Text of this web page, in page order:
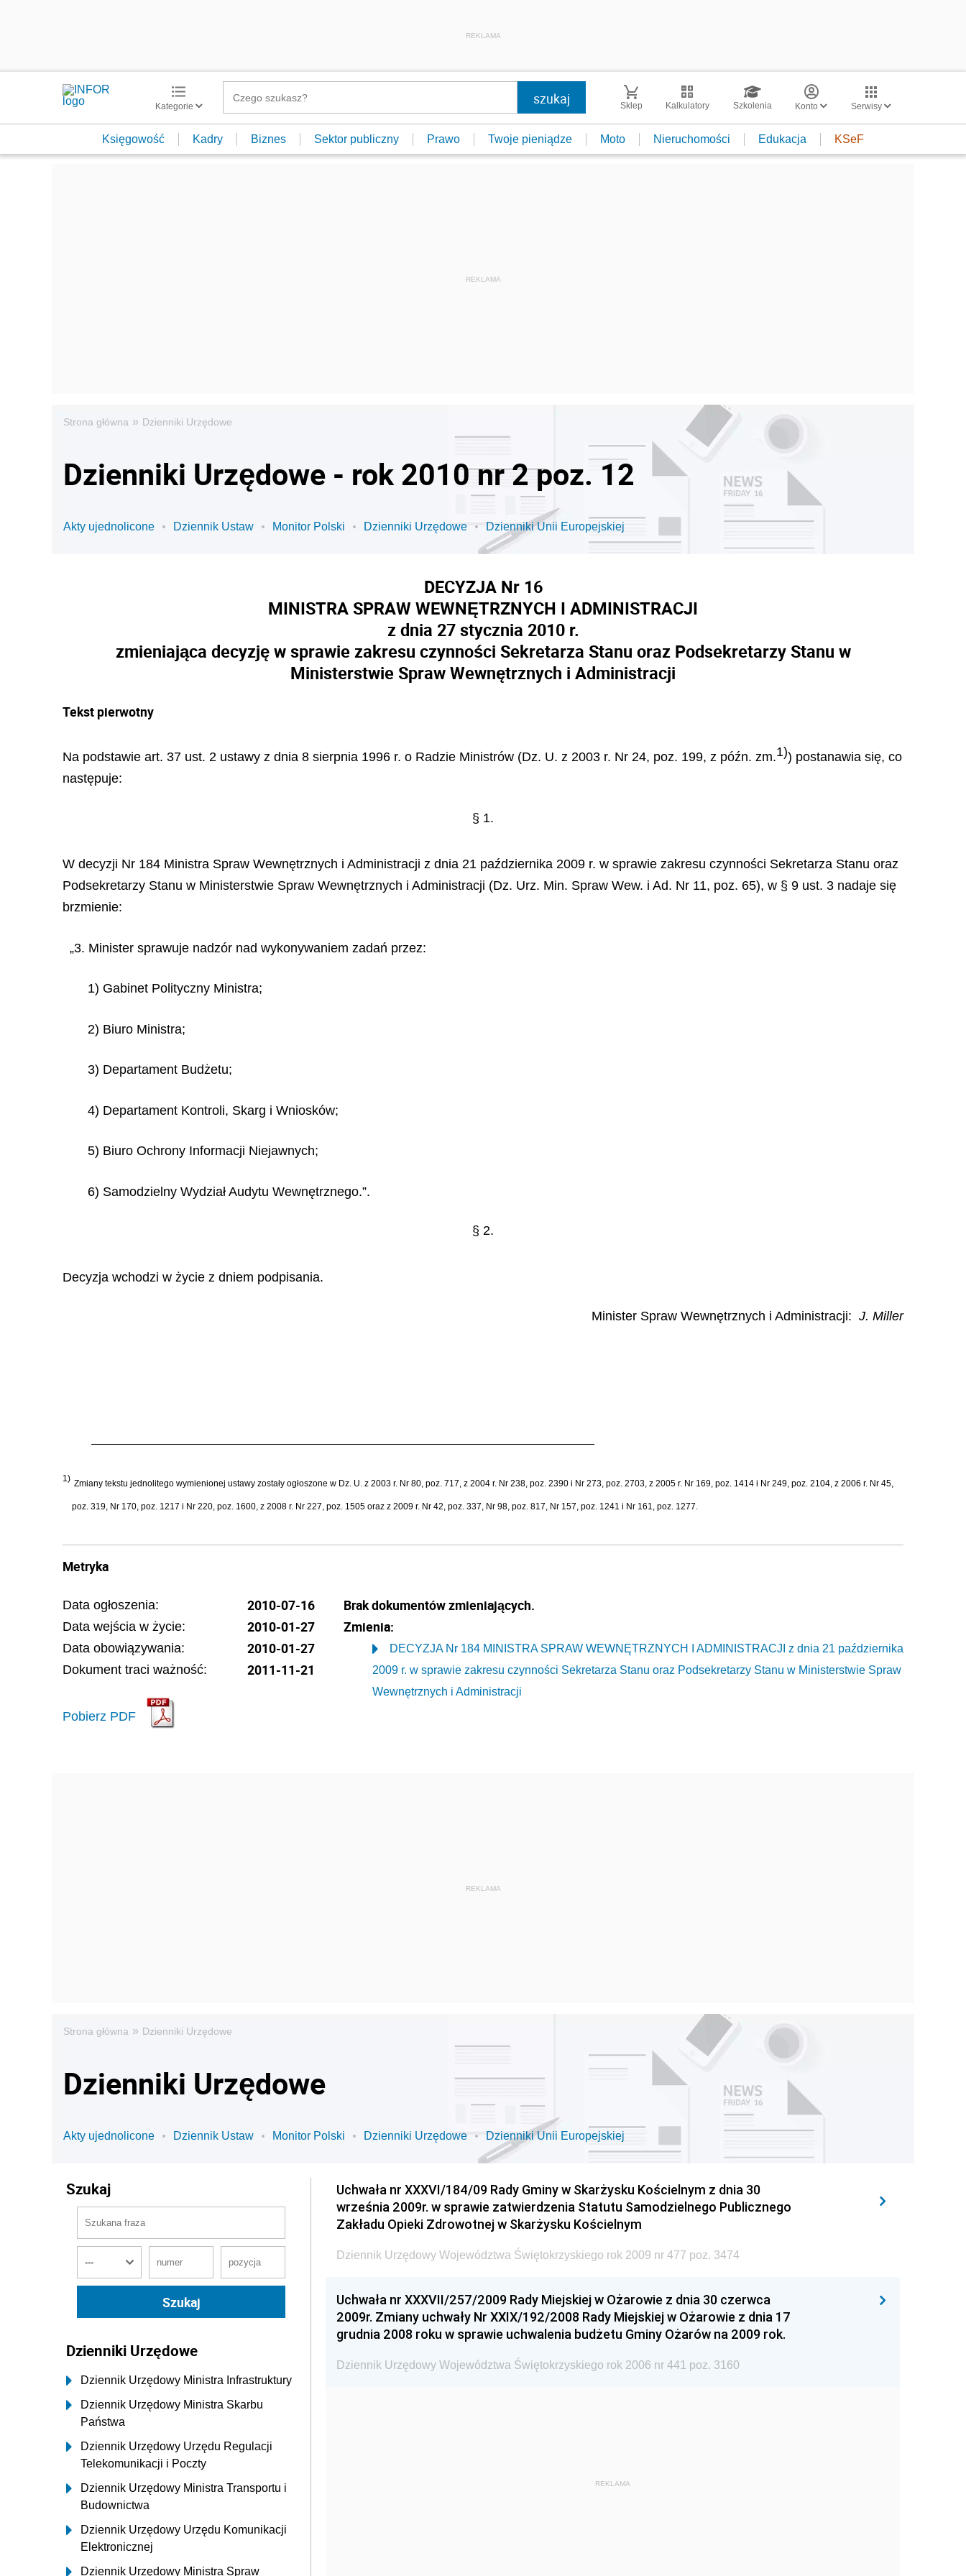
REKLAMA
Kategorie Sklep Kalkulatory Szkolenia Konto Serwisy
Księgowość Kadry Biznes Sektor publiczny Prawo Twoje pieniądze Moto Nieruchomości Edukacja KSeF
Strona główna » Dzienniki Urzędowe
Dzienniki Urzędowe - rok 2010 nr 2 poz. 12
Akty ujednolicone Dziennik Ustaw Monitor Polski Dzienniki Urzędowe Dzienniki Unii Europejskiej
DECYZJA Nr 16
MINISTRA SPRAW WEWNĘTRZNYCH I ADMINISTRACJI
z dnia 27 stycznia 2010 r.
zmieniająca decyzję w sprawie zakresu czynności Sekretarza Stanu oraz Podsekretarzy Stanu w
Ministerstwie Spraw Wewnętrznych i Administracji
Tekst pierwotny
Na podstawie art. 37 ust. 2 ustawy z dnia 8 sierpnia 1996 r. o Radzie Ministrów (Dz. U. z 2003 r. Nr 24, poz. 199, z późn. zm.1)) postanawia się, co
następuje:
§ 1.
W decyzji Nr 184 Ministra Spraw Wewnętrznych i Administracji z dnia 21 października 2009 r. w sprawie zakresu czynności Sekretarza Stanu oraz
Podsekretarzy Stanu w Ministerstwie Spraw Wewnętrznych i Administracji (Dz. Urz. Min. Spraw Wew. i Ad. Nr 11, poz. 65), w § 9 ust. 3 nadaje się
brzmienie:
„3. Minister sprawuje nadzór nad wykonywaniem zadań przez:
1) Gabinet Polityczny Ministra;
2) Biuro Ministra;
3) Departament Budżetu;
4) Departament Kontroli, Skarg i Wniosków;
5) Biuro Ochrony Informacji Niejawnych;
6) Samodzielny Wydział Audytu Wewnętrznego.”.
§ 2.
Decyzja wchodzi w życie z dniem podpisania.
Minister Spraw Wewnętrznych i Administracji: J. Miller
1) Zmiany tekstu jednolitego wymienionej ustawy zostały ogłoszone w Dz. U. z 2003 r. Nr 80, poz. 717, z 2004 r. Nr 238, poz. 2390 i Nr 273, poz. 2703, z 2005 r. Nr 169, poz. 1414 i Nr 249, poz. 2104, z 2006 r. Nr 45,
poz. 319, Nr 170, poz. 1217 i Nr 220, poz. 1600, z 2008 r. Nr 227, poz. 1505 oraz z 2009 r. Nr 42, poz. 337, Nr 98, poz. 817, Nr 157, poz. 1241 i Nr 161, poz. 1277.
Metryka
Data ogłoszenia: 2010-07-16
Data wejścia w życie: 2010-01-27
Data obowiązywania: 2010-01-27
Dokument traci ważność: 2011-11-21
Pobierz PDF
Brak dokumentów zmieniających.
Zmienia:
DECYZJA Nr 184 MINISTRA SPRAW WEWNĘTRZNYCH I ADMINISTRACJI z dnia 21 października
2009 r. w sprawie zakresu czynności Sekretarza Stanu oraz Podsekretarzy Stanu w Ministerstwie Spraw
Wewnętrznych i Administracji
Strona główna » Dzienniki Urzędowe
Dzienniki Urzędowe
Akty ujednolicone Dziennik Ustaw Monitor Polski Dzienniki Urzędowe Dzienniki Unii Europejskiej
Szukaj
Dzienniki Urzędowe
Dziennik Urzędowy Ministra Infrastruktury
Dziennik Urzędowy Ministra Skarbu
Państwa
Dziennik Urzędowy Urzędu Regulacji
Telekomunikacji i Poczty
Dziennik Urzędowy Ministra Transportu i
Budownictwa
Dziennik Urzędowy Urzędu Komunikacji
Elektronicznej
Dziennik Urzędowy Ministra Spraw
Uchwała nr XXXVI/184/09 Rady Gminy w Skarżysku Kościelnym z dnia 30
września 2009r. w sprawie zatwierdzenia Statutu Samodzielnego Publicznego
Zakładu Opieki Zdrowotnej w Skarżysku Kościelnym
Dziennik Urzędowy Województwa Świętokrzyskiego rok 2009 nr 477 poz. 3474
Uchwała nr XXXVII/257/2009 Rady Miejskiej w Ożarowie z dnia 30 czerwca
2009r. Zmiany uchwały Nr XXIX/192/2008 Rady Miejskiej w Ożarowie z dnia 17
grudnia 2008 roku w sprawie uchwalenia budżetu Gminy Ożarów na 2009 rok.
Dziennik Urzędowy Województwa Świętokrzyskiego rok 2006 nr 441 poz. 3160
REKLAMA